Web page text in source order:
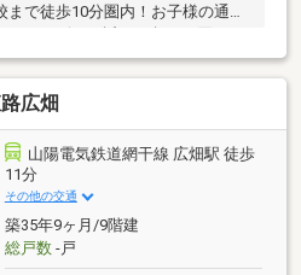
まで徒歩10分圏内！お子様の通学
広畑
山陽電気鉄道網干線 広畑駅 徒歩
11分
その他の交通
築35年9ヶ月/9階建
総戸数-戸